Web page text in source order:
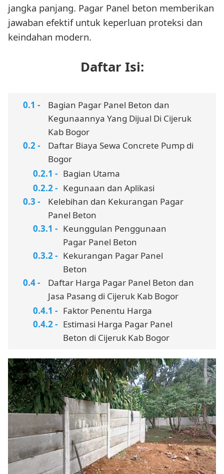
jangka panjang. Pagar Panel beton memberikan
jawaban efektif untuk keperluan proteksi dan
keindahan modern.
Daftar Isi:
Bagian Pagar Panel Beton dan
Kegunaannya Yang Dijual Di Cijeruk
Kab Bogor
Daftar Biaya Sewa Concrete Pump di
Bogor
Bagian Utama
Kegunaan dan Aplikasi
Kelebihan dan Kekurangan Pagar
Panel Beton
Keunggulan Penggunaan
Pagar Panel Beton
Kekurangan Pagar Panel
Beton
Daftar Harga Pagar Panel Beton dan
Jasa Pasang di Cijeruk Kab Bogor
Faktor Penentu Harga
Estimasi Harga Pagar Panel
Beton di Cijeruk Kab Bogor